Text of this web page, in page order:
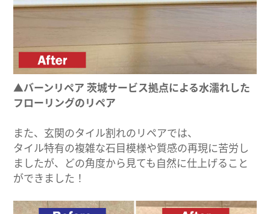
▲バーンリペア 茨城サービス拠点による水濡れした
フローリングのリペア
また、玄関のタイル割れのリペアでは、
タイル特有の複雑な石目模様や質感の再現に苦労し
ましたが、どの角度から見ても自然に仕上げること
ができました！